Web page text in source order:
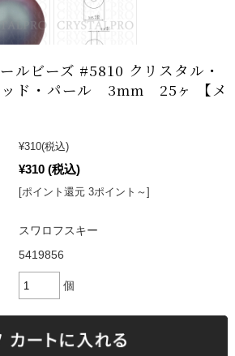
ルビーズ #5810 クリスタル・
ッド・パール 3mm 25ヶ 【メ
¥310(税込)
¥310 (税込)
[ポイント還元 3ポイント～]
スワロフスキー
5419856
個